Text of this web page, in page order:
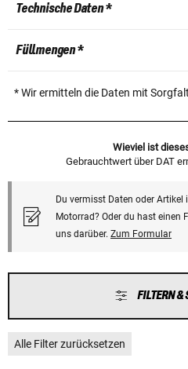
Technische Daten *
Füllmengen *
* Wir ermitteln die Daten mit
Wieviel ist
Gebrauchtwert über DAT
Du vermisst Daten oder Artikel
Motorrad? Oder du hast einen
uns darüber. Zum Formular
FILTERN &
Alle Filter zurücksetzen